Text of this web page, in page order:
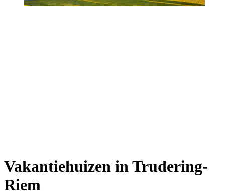
Vakantiehuizen in Trudering-
Riem